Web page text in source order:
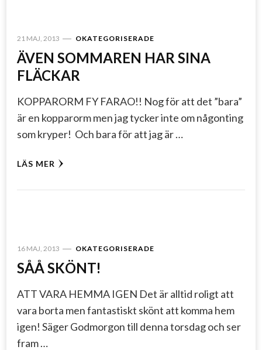
21 MAJ, 2013 OKATEGORISERADE
ÄVEN SOMMAREN HAR SINA
FLÄCKAR
KOPPARORM FY FARAO!! Nog för att det ”bara”
är en kopparorm men jag tycker inte om någonting
som kryper! Och bara för att jag är …
LÄS MER
16 MAJ, 2013 OKATEGORISERADE
SÅÅ SKÖNT!
ATT VARA HEMMA IGEN Det är alltid roligt att
vara borta men fantastiskt skönt att komma hem
igen! Säger Godmorgon till denna torsdag och ser
fram …